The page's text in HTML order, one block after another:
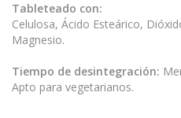
Tableteado con:
Celulosa, Ácido Esteárico,
Magnesio.
Tiempo de desintegración:
Apto para vegetarianos.